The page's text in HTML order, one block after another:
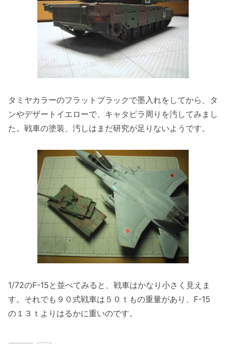
タミヤカラーのフラットブラックで墨入れをしてから、タ
ンやデザートイエローで、キャタピラ周りを汚してみまし
た。戦車の塗装、汚しはまだ研究が足りないようです。
1/72のF-15と並べてみると、戦車はかなり小さく見えま
す。それでも９０式戦車は５０ｔもの重量があり、F-15
の１３ｔよりはるかに重いのです。